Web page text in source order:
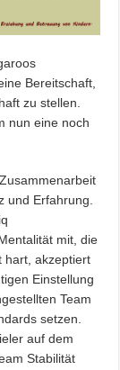
Bereitschaft,
zu stellen.
nun eine noch
und Erfahrung.
mit, die
hart, akzeptiert
Einstellung
Team
setzen.
auf dem
Stabilität